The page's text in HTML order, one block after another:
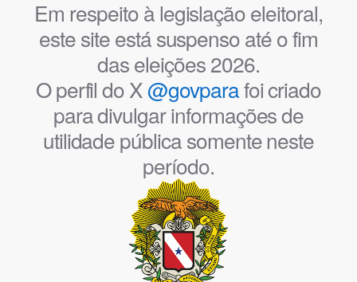
Em respeito à legislação eleitoral,
este site está suspenso até o fim
das eleições 2026.
O perfil do X@govparafoi criado
para divulgar informações de
utilidade pública somente neste
período.